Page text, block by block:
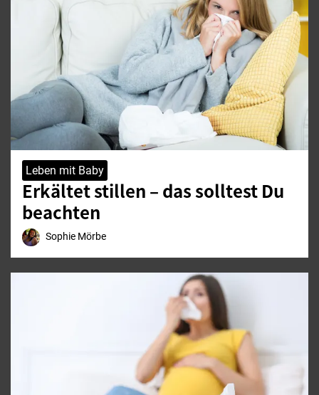
Leben mit Baby
Erkältet stillen – das solltest Du
beachten
Sophie Mörbe